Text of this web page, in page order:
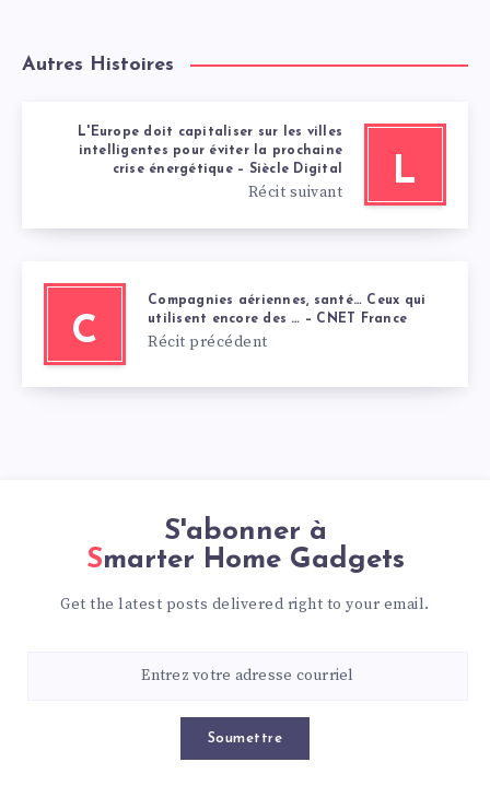
Autres Histoires
L
L'Europe doit capitaliser sur les villes
intelligentes pour éviter la prochaine
crise énergétique – Siècle Digital
Récit suivant
C
Compagnies aériennes, santé… Ceux qui
utilisent encore des … – CNET France
Récit précédent
S'abonner à
Smarter Home Gadgets
Get the latest posts delivered right to your email.
Soumettre